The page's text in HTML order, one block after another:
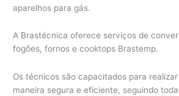
aparelhos para gás.
A Brastécnica oferece serviços de
fogões, fornos e cooktops Brastemp.
Os técnicos são capacitados para
maneira segura e eficiente, seguindo